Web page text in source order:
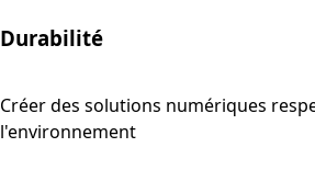
Durabilité
Créer des solutions numériques
l'environnement